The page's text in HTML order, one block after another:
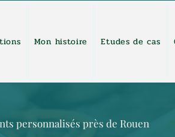
Mon histoire Etudes de cas
personnalisés près de Rouen